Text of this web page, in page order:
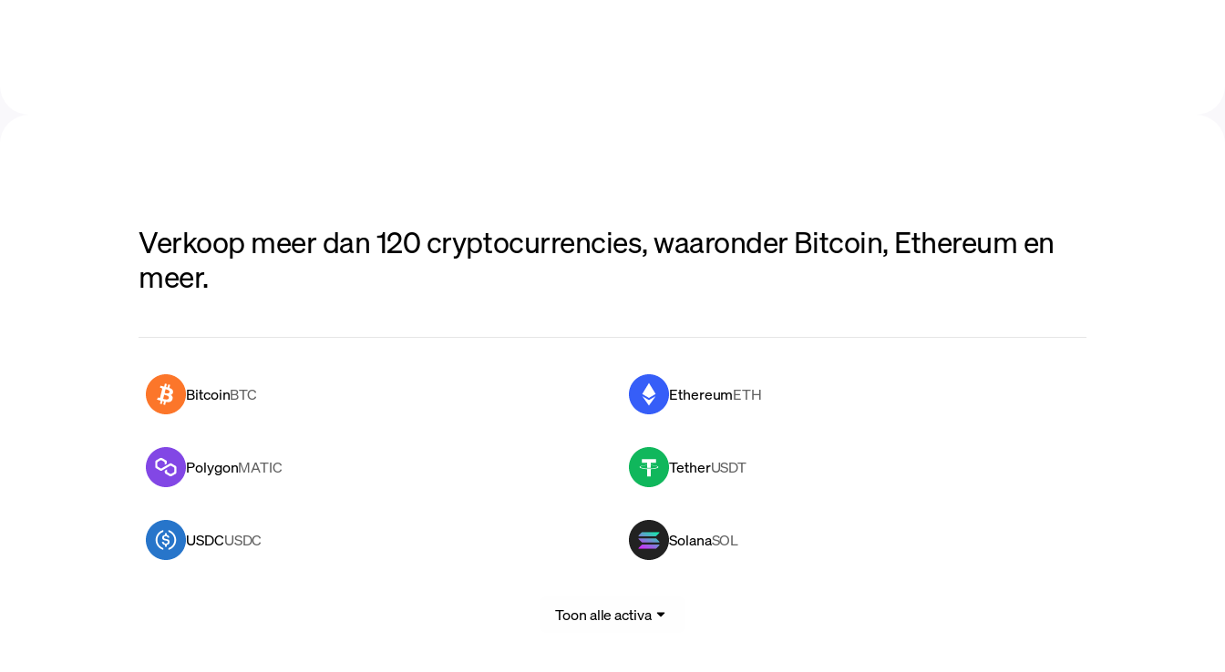
Verkoop meer dan 120 cryptocurrencies, waaronder Bitcoin, Ethereum en
meer.
BitcoinBTC EthereumETH
PolygonMATIC TetherUSDT
USDCUSDC SolanaSOL
Toon alle activa